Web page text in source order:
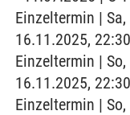
Einzeltermin |
16.11.2025,
Einzeltermin |
16.11.2025,
Einzeltermin |